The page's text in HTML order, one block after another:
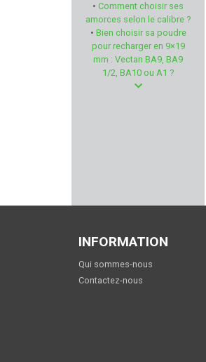
MAK
HOLOSUN
SPYPOINT
LUNA OPTIQUE
• Comment choisir ses
amorces selon le calibre ?
• Bien choisir sa poudre
pour recharger en 9×19
mm : Vectan BA9, BA9
1/2, BA10 ou A1 ?
INFORMATION
Qui sommes-nous
Contactez-nous